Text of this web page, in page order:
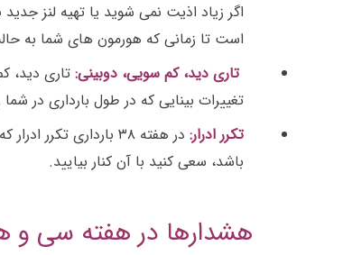
اگر زیاد اذیت نمی شوید یا تهیه لنز
است تا زمانی که هورمون های شما به حالت طبیعی بازمی گردند (۶ ماه پس
تاری دید، کم سویی، دوبینی: تاری دید،
تغییرات بینایی که در طول بارداری در
تکرر ادرار:
در هفته ۳۸
باشد، سعی کنید با آن کنار بیایید.
هشدارها در هفته سی و